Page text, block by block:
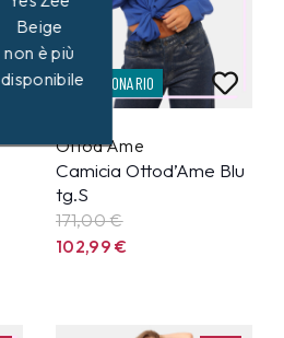
CAMPIONARIO
Ottod'Ame
Camicia Ottod’Ame Blu
tg.S
171,00 €
102,99€
Beige
non è più
disponibile